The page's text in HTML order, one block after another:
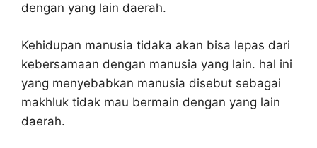
dengan yang lain daerah.
Kehidupan manusia tidaka akan bisa lepas dari
kebersamaan dengan manusia yang lain. hal ini
yang menyebabkan manusia disebut sebagai
makhluk tidak mau bermain dengan yang lain
daerah.